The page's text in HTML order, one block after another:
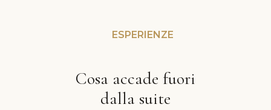
ESPERIENZE
Cosa accade fuori
dalla suite